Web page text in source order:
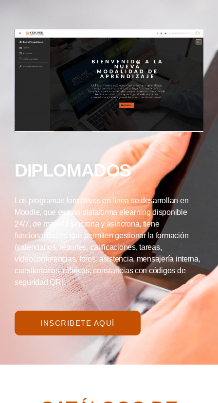
DIPLOMADOS
Los programas formativos en línea se desarrollan en
Moodle, que es una plataforma elearning disponible
24/7, de manera síncrona y asíncrona, tiene
funcionalidades que permiten gestionar la formación
(calendarios, reportes, calificaciones, tareas,
videoconferencias, foros, asistencia, mensajería interna,
cuestionarios, rúbricas, constancias con códigos de
seguridad QR).
INSCRIBETE AQUÍ